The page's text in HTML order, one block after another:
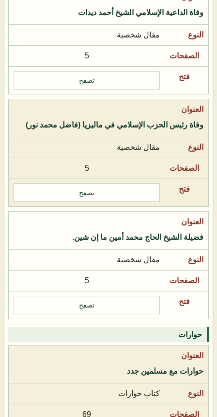
وفاة الداعية الإسلامي الشيخ أحمد ديدات
مقال شخصية
5
تصفح
وفاة رئيس الحزب الإسلامي في ماليزيا (فاضل محمد نور)
مقال شخصية
5
تصفح
فضيلة الشيخ الحاج محمد أمين ما إن شين.
مقال شخصية
5
تصفح
حوارات
حوارات مع مسلمين جدد
كتاب حوارات
69